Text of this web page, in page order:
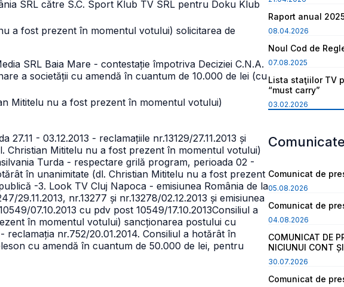
SRL către S.C. Sport Klub TV SRL pentru Doku Klub
a fost prezent în momentul votului) solicitarea de
SRL Baia Mare - contestație împotriva Deciziei C.N.A.
a societății cu amendă în cuantum de 10.000 de lei (cu
Mititelu nu a fost prezent în momentul votului)
- 03.12.2013 - reclamațiile nr.13129/27.11.2013 și
Christian Mititelu nu a fost prezent în momentul votului)
Turda - respectare grilă program, perioada 02 -
în unanimitate (dl. Christian Mititelu nu a fost prezent
-3. Look TV Cluj Napoca - emisiunea România de la
29.11.2013, nr.13277 și nr.13278/02.12.2013 și emisiunea
07.10.2013 cu pdv post 10549/17.10.2013Consiliul a
în momentul votului) sancționarea postului cu
reclamația nr.752/20.01.2014. Consiliul a hotărât în
cu amendă în cuantum de 50.000 de lei, pentru
Raport anual
08.04.2026
Noul Cod de
07.08.2025
Lista staţiilor TV
“must carry”
03.02.2026
Comunicat de
05.08.2026
Comunicat de
04.08.2026
COMUNICAT DE
NICIUNUI CONT
30.07.2026
Comunicat de